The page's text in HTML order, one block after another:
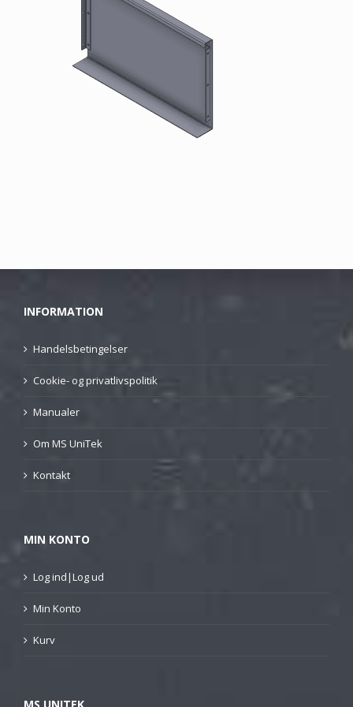
INFORMATION
Handelsbetingelser
Cookie- og privatlivspolitik
Manualer
Om MS UniTek
Kontakt
MIN KONTO
Log ind|Log ud
Min Konto
Kurv